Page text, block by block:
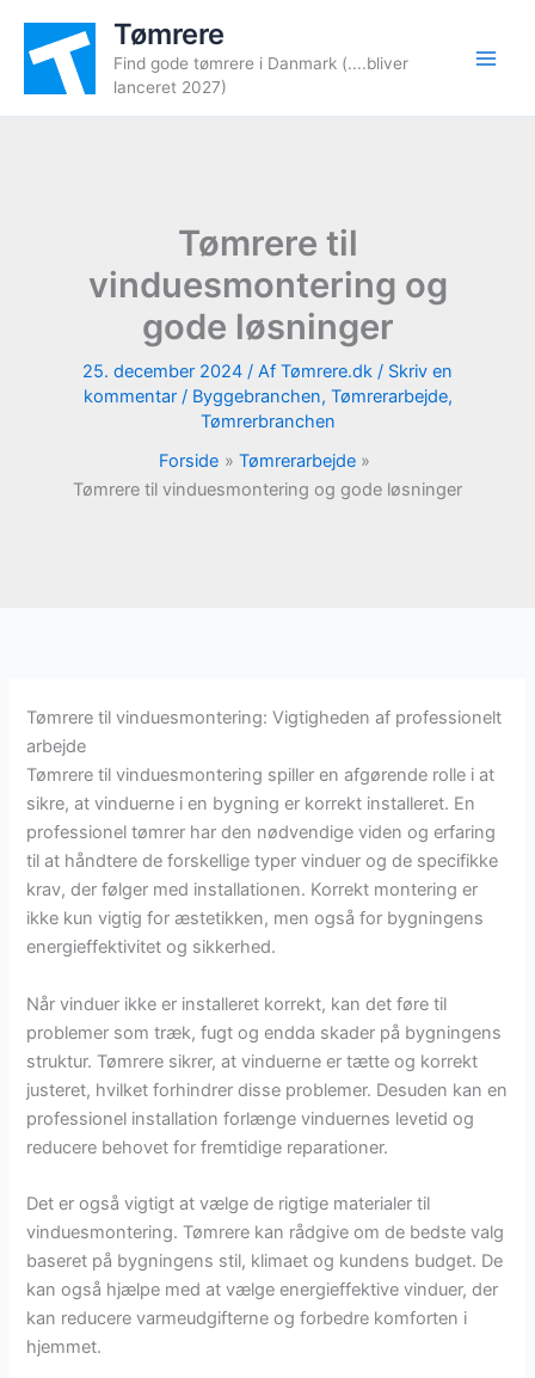
indholdet
Tømrere
Find gode tømrere i Danmark (....bliver
lanceret 2027)
Tømrere til
vinduesmontering og
gode løsninger
25. december 2024 / Af Tømrere.dk / Skriv en
kommentar / Byggebranchen, Tømrerarbejde,
Tømrerbranchen
Forside
Tømrerarbejde
Tømrere til vinduesmontering og gode løsninger
Tømrere til vinduesmontering: Vigtigheden af professionelt
arbejde
Tømrere til vinduesmontering spiller en afgørende rolle i at
sikre, at vinduerne i en bygning er korrekt installeret. En
professionel tømrer har den nødvendige viden og erfaring
til at håndtere de forskellige typer vinduer og de specifikke
krav, der følger med installationen. Korrekt montering er
ikke kun vigtig for æstetikken, men også for bygningens
energieffektivitet og sikkerhed.
Når vinduer ikke er installeret korrekt, kan det føre til
problemer som træk, fugt og endda skader på bygningens
struktur. Tømrere sikrer, at vinduerne er tætte og korrekt
justeret, hvilket forhindrer disse problemer. Desuden kan en
professionel installation forlænge vinduernes levetid og
reducere behovet for fremtidige reparationer.
Det er også vigtigt at vælge de rigtige materialer til
vinduesmontering. Tømrere kan rådgive om de bedste valg
baseret på bygningens stil, klimaet og kundens budget. De
kan også hjælpe med at vælge energieffektive vinduer, der
kan reducere varmeudgifterne og forbedre komforten i
hjemmet.